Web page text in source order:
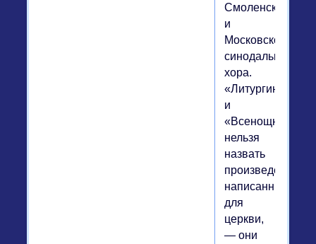
Смоленского
и
Московского
синодального
хора.
«Литургию»
и
«Всенощную»
нельзя
назвать
произведениями,
написанными
для
церкви,
— они